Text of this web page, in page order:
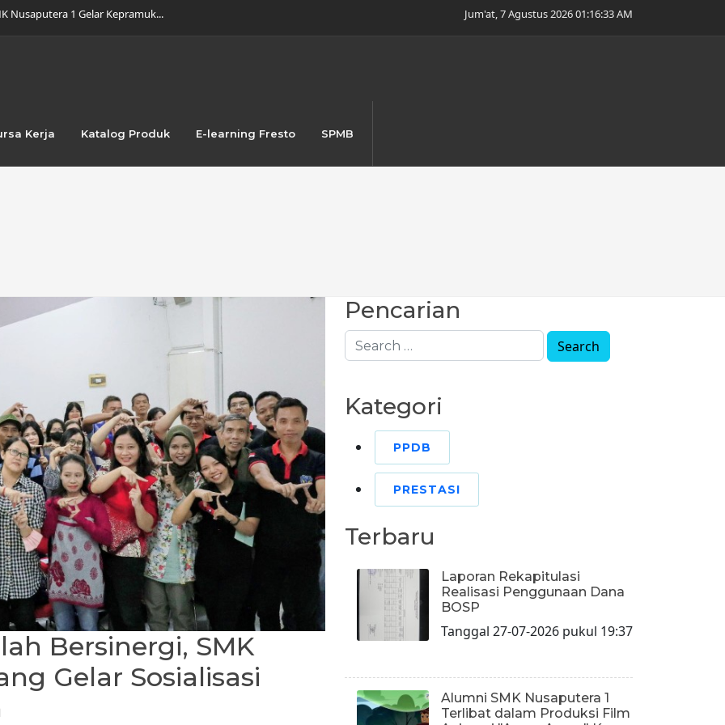
Nusaputera 1 Gelar Kepramuk...
dalam Produksi Film Animasi...
Jum'at, 7 Agustus 2026 01:16:34 AM
Kerja Katalog Produk E-learning Fresto SPMB
Bersinergi, SMK
Gelar Sosialisasi
Pencarian
Kategori
PPDB
PRESTASI
Terbaru
Laporan Rekapitulasi
Realisasi Penggunaan Dana
BOSP
Tanggal 27-07-2026 pukul 19:37
Alumni SMK Nusaputera 1
Terlibat dalam Produksi Film